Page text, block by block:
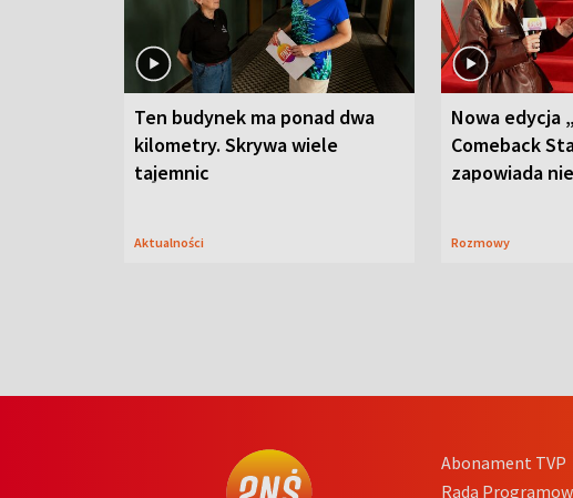
Ten budynek ma ponad dwa
kilometry. Skrywa wiele
tajemnic
Aktualności
Nowa edycja
Comeback
zapowiada
Rozmowy
Abonament TVP
Rada